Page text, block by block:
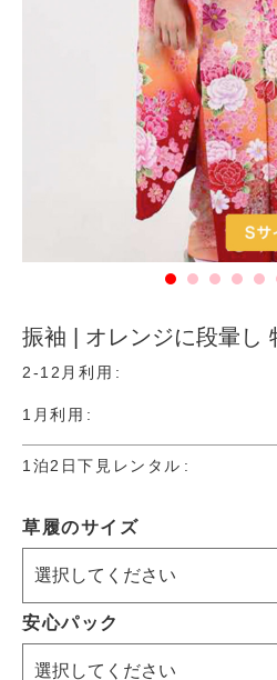
振袖 | オレンジに段暈し
2-12月利用
1月利用
1泊2日下見レンタル
草履のサイズ
安心パック